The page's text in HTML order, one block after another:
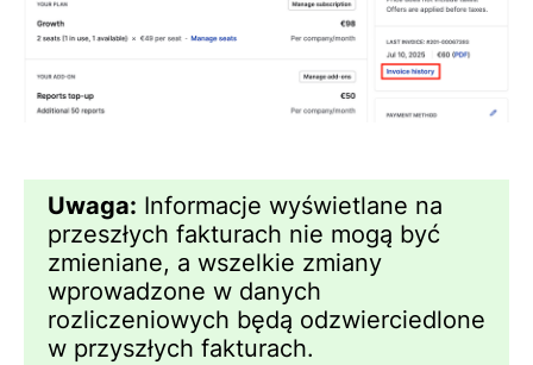
Uwaga: Informacje wyświetlane na
przeszłych fakturach nie mogą być
zmieniane, a wszelkie zmiany
wprowadzone w danych
rozliczeniowych będą odzwierciedlone
w przyszłych fakturach.